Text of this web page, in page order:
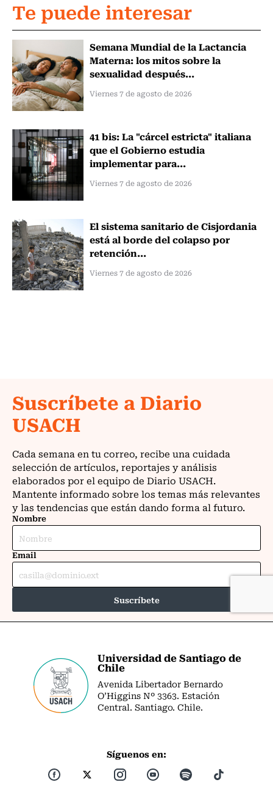
Te puede interesar
Semana Mundial de la Lactancia
Materna: los mitos sobre la
sexualidad después...
Viernes 7 de agosto de 2026
41 bis: La "cárcel estricta" italiana
que el Gobierno estudia
implementar para...
Viernes 7 de agosto de 2026
El sistema sanitario de Cisjordania
está al borde del colapso por
retención...
Viernes 7 de agosto de 2026
Universidad de Santiago de
Chile
Avenida Libertador Bernardo
O’Higgins Nº 3363. Estación
Central. Santiago. Chile.
Síguenos en: